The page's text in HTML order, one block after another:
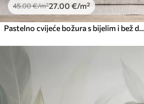
45.00€/m²27 .00 €/m²